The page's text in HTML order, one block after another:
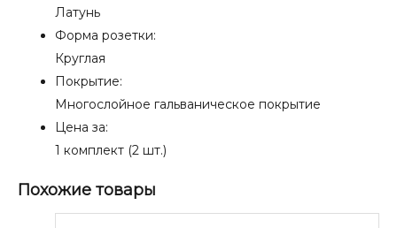
Латунь
Форма розетки:
Круглая
Покрытие:
Многослойное гальваническое покрытие
Цена за:
1 комплект (2 шт.)
Похожие товары